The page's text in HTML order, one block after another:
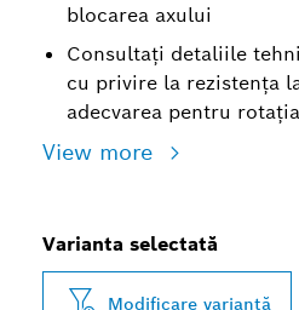
blocarea axului
Consultați detaliile
cu privire la rezistența
adecvarea pentru
View more
Varianta selectată
Modificare variantă